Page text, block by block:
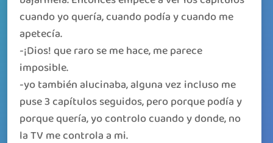
cuando yo quería, cuando podía y cuando me
apetecía.
-¡Dios! que raro se me hace, me parece
imposible.
-yo también alucinaba, alguna vez incluso me
puse 3 capítulos seguidos, pero porque podía y
porque quería, yo controlo cuando y donde, no
la TV me controla a mi.